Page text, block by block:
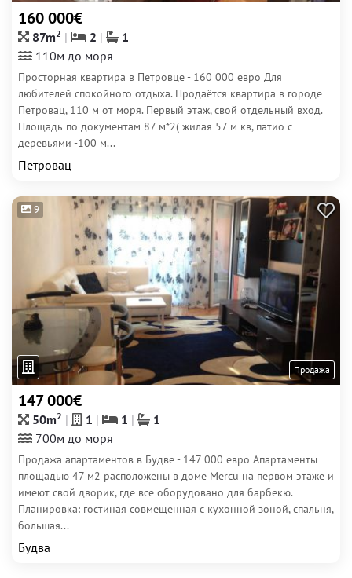
160 000€
87m2 2
1
110м до моря
Просторная квартира в Петровце - 160 000 евро Для
любителей спокойного отдыха. Продаётся квартира в городе
Петровац, 110 м от моря. Первый этаж, свой отдельный вход.
Площадь по документам 87 м*2( жилая 57 м кв, патио с
деревьями -100 м...
Петровац
9
Продажа
147 000€
50m2 1 1
1
700м до моря
Продажа апартаментов в Будве - 147 000 евро Апартаменты
площадью 47 м2 расположены в доме Mercu на первом этаже и
имеют свой дворик, где все оборудовано для барбекю.
Планировка: гостиная совмещенная с кухонной зоной, спальня,
большая...
Будва